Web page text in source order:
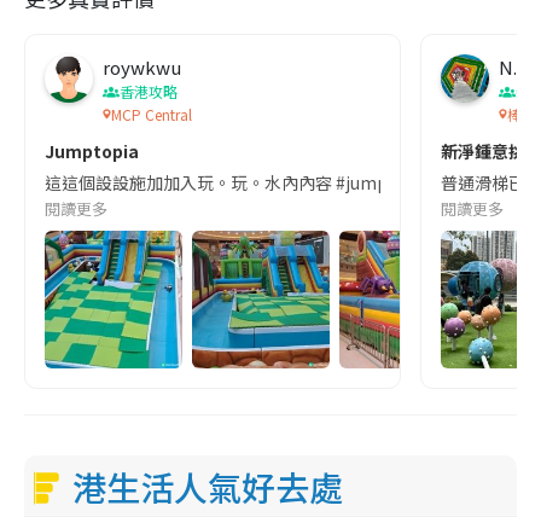
roywkwu
香港攻略
MCP Central
Jumptopia
這這個設設施加加入玩。玩。水內內容 #jumptopiahk
閱讀更多
N.
親
棒棒
新淨鍾意挑
普通滑梯已
閱讀更多
港生活人氣好去處